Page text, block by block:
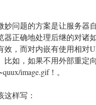
妙问题的方案是让服务器
器正确地处理后继的对诸
效，而对内嵌有使用相对
比如，如果不用外部重定
image.gif！。
这样写：